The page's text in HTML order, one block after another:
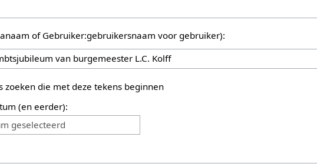
of Gebruiker:gebruikersnaam voor gebruiker):
zoeken die met deze tekens beginnen
(en eerder):
geselecteerd